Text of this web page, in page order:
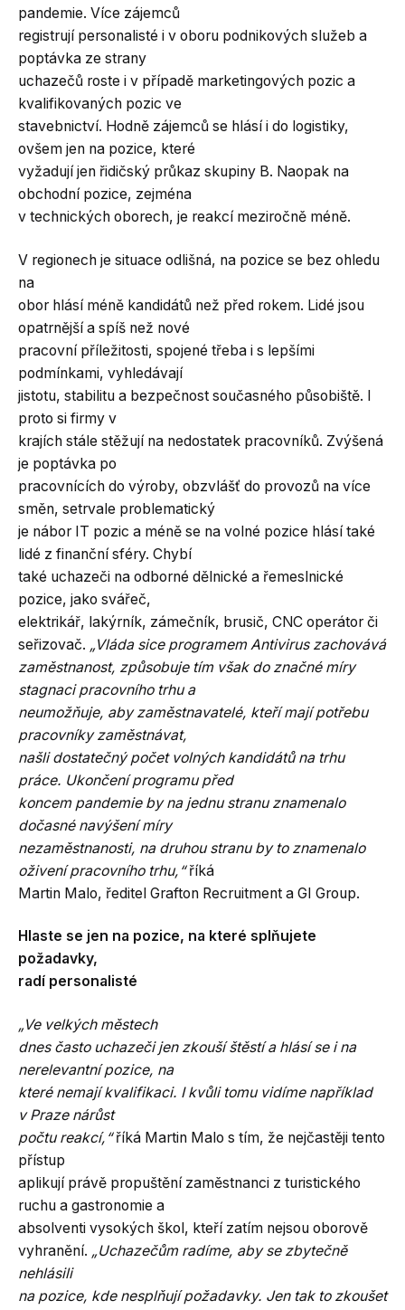
pandemie. Více zájemců
registrují personalisté i v oboru podnikových služeb a
poptávka ze strany
uchazečů roste i v případě marketingových pozic a
kvalifikovaných pozic ve
stavebnictví. Hodně zájemců se hlásí i do logistiky,
ovšem jen na pozice, které
vyžadují jen řidičský průkaz skupiny B. Naopak na
obchodní pozice, zejména
v technických oborech, je reakcí meziročně méně.
V regionech je situace odlišná, na pozice se bez ohledu
na
obor hlásí méně kandidátů než před rokem. Lidé jsou
opatrnější a spíš než nové
pracovní příležitosti, spojené třeba i s lepšími
podmínkami, vyhledávají
jistotu, stabilitu a bezpečnost současného působiště. I
proto si firmy v
krajích stále stěžují na nedostatek pracovníků. Zvýšená
je poptávka po
pracovnících do výroby, obzvlášť do provozů na více
směn, setrvale problematický
je nábor IT pozic a méně se na volné pozice hlásí také
lidé z finanční sféry. Chybí
také uchazeči na odborné dělnické a řemeslnické
pozice, jako svářeč,
elektrikář, lakýrník, zámečník, brusič, CNC operátor či
seřizovač. „Vláda sice programem Antivirus zachovává
zaměstnanost, způsobuje tím však do značné míry
stagnaci pracovního trhu a
neumožňuje, aby zaměstnavatelé, kteří mají potřebu
pracovníky zaměstnávat,
našli dostatečný počet volných kandidátů na trhu
práce. Ukončení programu před
koncem pandemie by na jednu stranu znamenalo
dočasné navýšení míry
nezaměstnanosti, na druhou stranu by to znamenalo
oživení pracovního trhu,“říká
Martin Malo, ředitel Grafton Recruitment a GI Group.
Hlaste se jen na pozice, na které splňujete
požadavky,
radí personalisté
„Ve velkých městech
dnes často uchazeči jen zkouší štěstí a hlásí se i na
nerelevantní pozice, na
které nemají kvalifikaci. I kvůli tomu vidíme například
v Praze nárůst
počtu reakcí,“říká Martin Malo s tím, že nejčastěji tento
přístup
aplikují právě propuštění zaměstnanci z turistického
ruchu a gastronomie a
absolventi vysokých škol, kteří zatím nejsou oborově
vyhranění. „Uchazečům radíme, aby se zbytečně
nehlásili
na pozice, kde nesplňují požadavky. Jen tak to zkoušet